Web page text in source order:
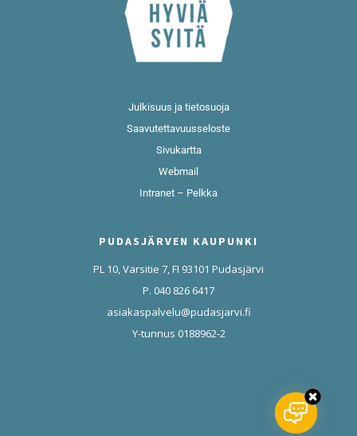
Julkisuus ja tietosuoja
Saavutettavuusseloste
Sivukartta
Webmail
Intranet – Pelkka
PUDASJÄRVEN KAUPUNKI
PL 10, Varsitie 7, FI 93101 Pudasjärvi
P. 040 826 6417
asiakaspalvelu@pudasjarvi.fi
Y-tunnus 0188962-2